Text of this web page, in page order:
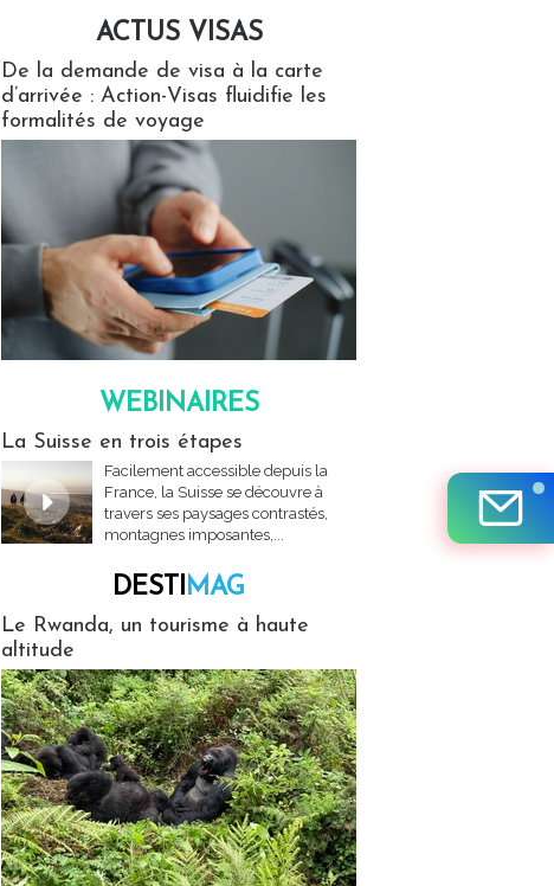
ACTUS VISAS
De la demande de visa à la carte
d’arrivée : Action-Visas fluidifie les
formalités de voyage
WEBINAIRES
La Suisse en trois étapes
Facilement accessible depuis la
France, la Suisse se découvre à
travers ses paysages contrastés,
montagnes imposantes,...
DESTIMAG
Le Rwanda, un tourisme à haute
altitude